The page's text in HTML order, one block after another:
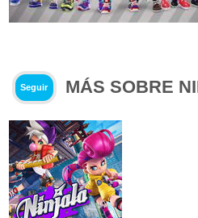
Seguir MÁS SOBRE